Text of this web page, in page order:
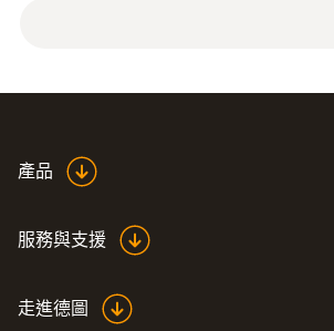
流量 DAkkS 校准证书，带 3 个
產品
服務與支援
走進德圖